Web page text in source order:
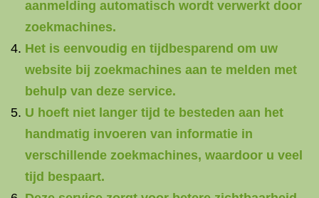
aanmelding automatisch wordt verwerkt door
zoekmachines.
Het is eenvoudig en tijdbesparend om uw
website bij zoekmachines aan te melden met
behulp van deze service.
U hoeft niet langer tijd te besteden aan het
handmatig invoeren van informatie in
verschillende zoekmachines, waardoor u veel
tijd bespaart.